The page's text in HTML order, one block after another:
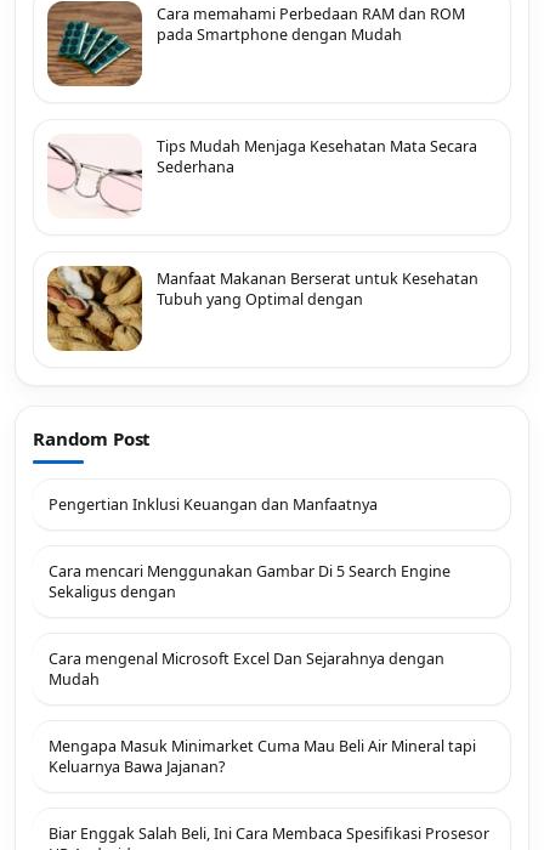
Cara memahami Perbedaan RAM dan ROM
pada Smartphone dengan Mudah
Tips Mudah Menjaga Kesehatan Mata Secara
Sederhana
Manfaat Makanan Berserat untuk Kesehatan
Tubuh yang Optimal dengan
Random Post
Pengertian Inklusi Keuangan dan Manfaatnya
Cara mencari Menggunakan Gambar Di 5 Search Engine
Sekaligus dengan
Cara mengenal Microsoft Excel Dan Sejarahnya dengan
Mudah
Mengapa Masuk Minimarket Cuma Mau Beli Air Mineral tapi
Keluarnya Bawa Jajanan?
Biar Enggak Salah Beli, Ini Cara Membaca Spesifikasi Prosesor